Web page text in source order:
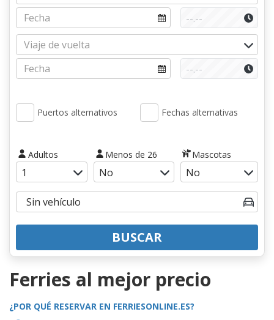
Puertos alternativos Fechas alternativas
Adultos Menos de 26 Mascotas
BUSCAR
Ferries al mejor precio
¿POR QUÉ RESERVAR EN FERRIESONLINE.ES?